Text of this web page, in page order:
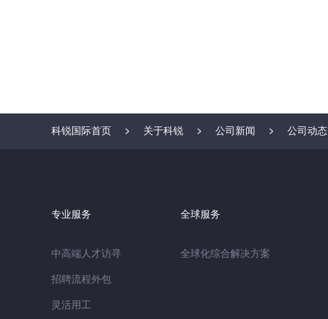
科锐国际首页 关于科锐 公司新闻 公司动态
专业服务
中高端人才访寻
招聘流程外包
灵活用工
全球服务
全球化综合解决方案